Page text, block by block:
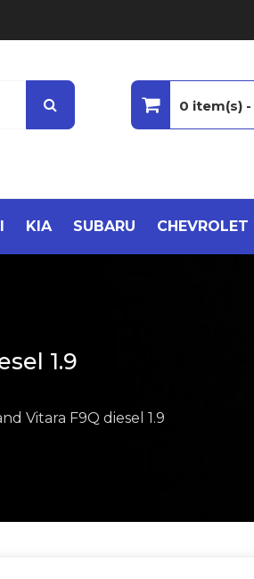
Ιαπωνίας
0 item(s) -
KIA SUBARU CHEVROLET
1.9
Vitara F9Q diesel 1.9